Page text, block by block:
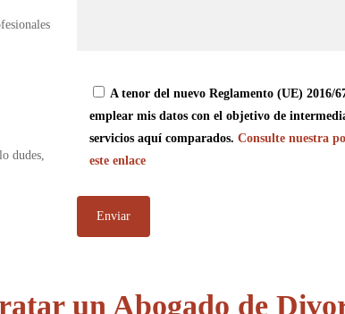
dudes,
A tenor del nuevo Reglamento (UE) 2016/
emplear mis datos con el objetivo de
servicios aquí comparados. Consulte nuestra
este enlace
un Abogado de